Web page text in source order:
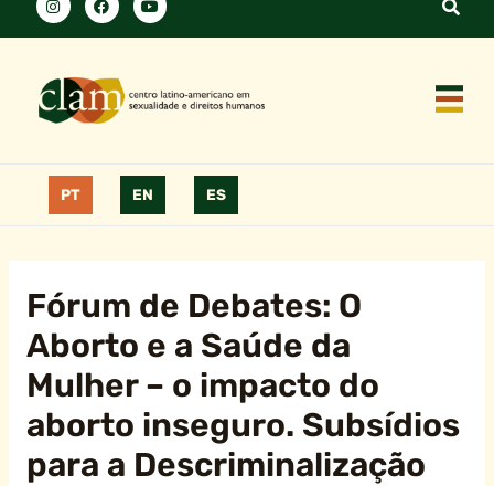
PT EN ES
Fórum de Debates: O
Aborto e a Saúde da
Mulher – o impacto do
aborto inseguro. Subsídios
para a Descriminalização